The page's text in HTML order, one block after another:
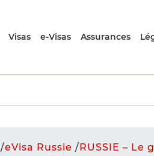
Visas e-Visas Assurances
/eVisa Russie /RUSSIE –